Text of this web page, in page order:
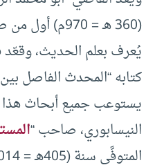
(360 هـ =
يُعرف بعلم الحديث،
كتابه “المحدث الفاصل
يستوعب جميع أبحاث هذا
النيسابوري، صاحب “